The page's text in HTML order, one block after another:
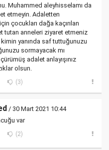
Muhammed aleyhisselamı da
etmeyin. Adaletten
çocukları dağa kaçırılan
tutan anneleri ziyaret etmeniz
yanında saf tuttuğunuzu
sormayacak mı
adalet anlayışınız
olsun.
(3)
/ 30 Mart 2021 10:44
var
(2)